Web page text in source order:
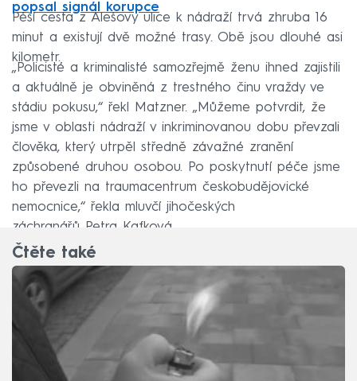
popsal signál korupce
Pěší cesta z Alešovy ulice k nádraží trvá zhruba 16
minut a existují dvě možné trasy. Obě jsou dlouhé asi
kilometr.
„Policisté a kriminalisté samozřejmě ženu ihned zajistili
a aktuálně je obviněná z trestného činu vraždy ve
stádiu pokusu,“ řekl Matzner. „Můžeme potvrdit, že
jsme v oblasti nádraží v inkriminovanou dobu převzali
člověka, který utrpěl středně závažné zranění
způsobené druhou osobou. Po poskytnutí péče jsme
ho převezli na traumacentrum českobudějovické
nemocnice,“ řekla mluvčí jihočeských
záchranářů Petra Kafková.
Čtěte také